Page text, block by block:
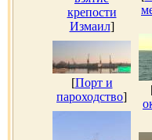
крепости
Измаил]
[Порт и
пароходство]